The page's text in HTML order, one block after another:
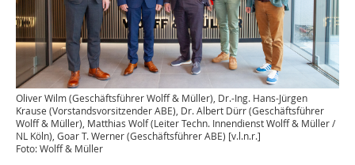
Oliver Wilm (Geschäftsführer Wolff & Müller), Dr.-Ing. Hans-Jürgen
Krause (Vorstandsvorsitzender ABE), Dr. Albert Dürr (Geschäftsführer
Wolff & Müller), Matthias Wolf (Leiter Techn. Innendienst Wolff & Müller /
NL Köln), Goar T. Werner (Geschäftsführer ABE) [v.l.n.r.]
Foto: Wolff & Müller